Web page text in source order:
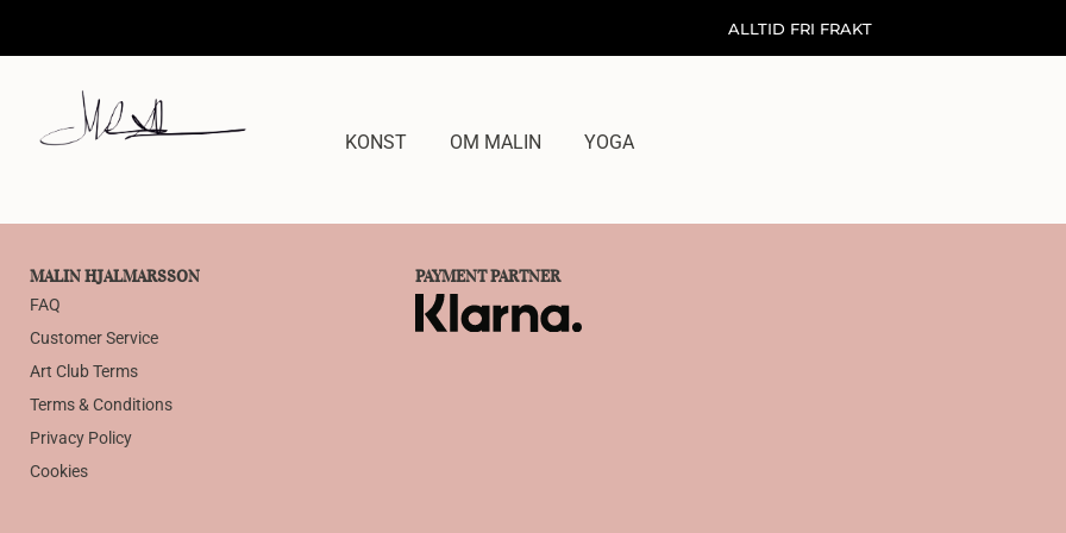
ALLTID FRI FRAKT
KONST OM MALIN YOGA
MALIN HJALMARSSON
FAQ
Customer Service
Art Club Terms
Terms & Conditions
Privacy Policy
Cookies
PAYMENT PARTNER